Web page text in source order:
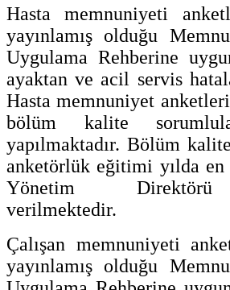
Hasta memnuniyeti
yayınlamış olduğu
Uygulama Rehberine
ayaktan ve acil servis
Hasta memnuniyet
bölüm kalite
yapılmaktadır. Bölüm
anketörlük eğitimi yılda
Yönetim Direktörü
verilmektedir.
Çalışan memnuniyeti
yayınlamış olduğu